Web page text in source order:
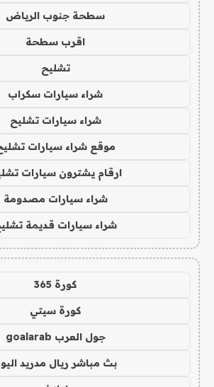
سطحة جنوب الرياض
اقرب سطحة
تشليح
شراء سيارات سكراب
شراء سيارات تشليح
موقع شراء سيارات
ارقام يشترون سيارات
شراء سيارات مصدومة
شراء سيارات قديمة
كورة 365
كورة سيتي
جول العرب goalarab
بث مباشر ريال مدريد